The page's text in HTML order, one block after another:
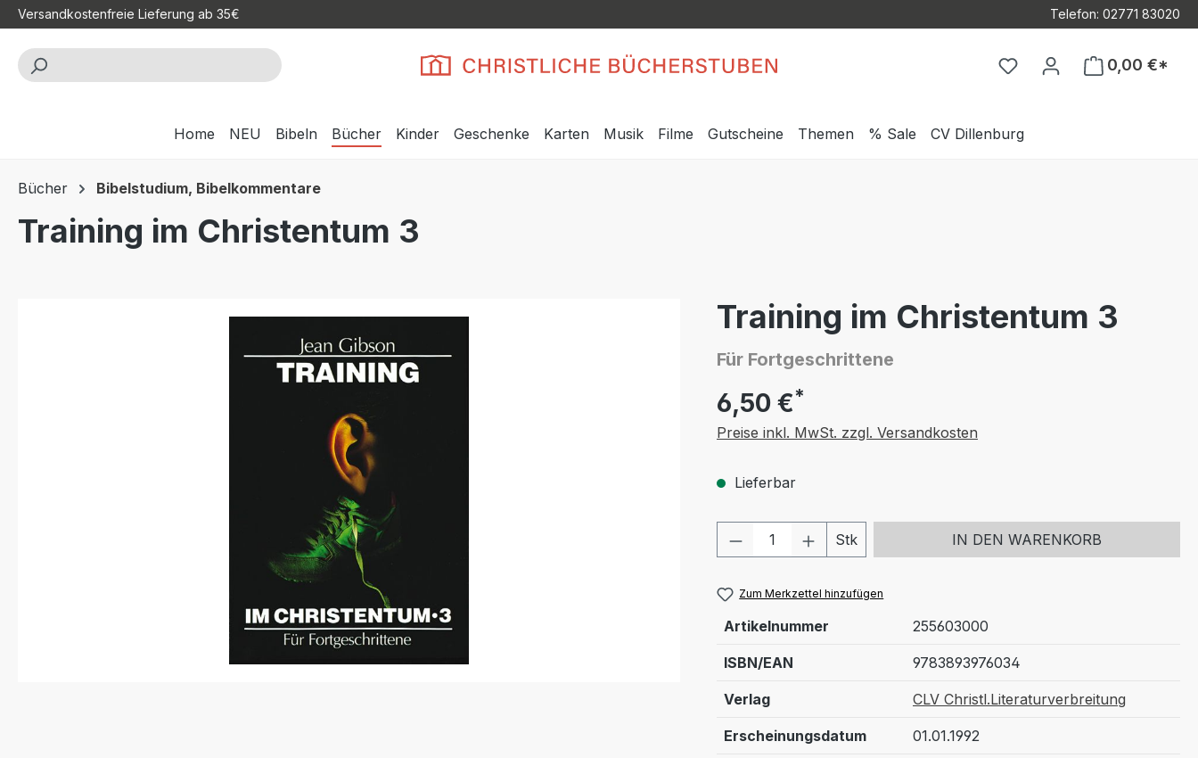
Hauptinhalt springen
Zur Suche springen
Zur Hauptnavigation springen
Versandkostenfreie Lieferung ab 35€ Telefon: 02771 83020
Du hast 0 Produkte auf
0,00 €*
Home NEU Bibeln Bücher Kinder Geschenke Karten Musik Filme Gutscheine Themen % Sale CV Dillenburg
Bücher Bibelstudium, Bibelkommentare
Training im Christentum 3
Training im Christentum 3
Für Fortgeschrittene
6,50 €*
Preise inkl. MwSt. zzgl. Versandkosten
Lieferbar
Produkt Anzahl: Gib den gewünschten Wert
Stk IN DEN WARENKORB
Zum Merkzettel hinzufügen
Artikelnummer 255603000
ISBN/EAN 9783893976034
Verlag CLV Christl.Literaturverbreitung
Erscheinungsdatum 01.01.1992